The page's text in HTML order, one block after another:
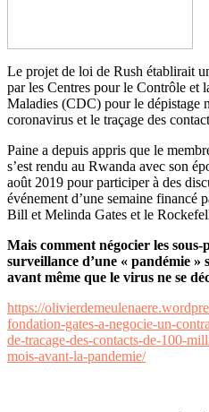
Le projet de loi de Rush établirait
par les Centres pour le Contrôle et
Maladies (CDC) pour le dépistage
coronavirus et le traçage des
Paine a depuis appris que le
s’est rendu au Rwanda avec son
août 2019 pour participer à des
événement d’une semaine financé
Bill et Melinda Gates et le
Mais comment négocier les
surveillance d’une « pandémie »
avant même que le virus ne se
https://
fondation-gates-a-negocie-un-
de-tracage-des-contacts-de-100-
mois-avant-la-pandemie/